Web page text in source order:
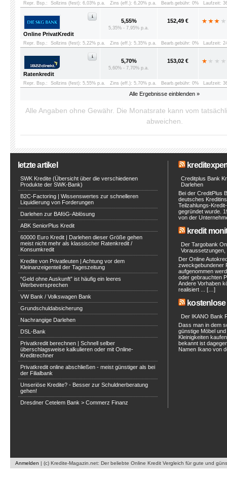
Alle Ergebnisse einblenden »
Repr. Bsp.: Sollzins (fest): 6,03% p.a. Zins (eff.): 6,20% p.a. Bearb.gebühr: 0% Laufzeit:
Online PrivatKredit
5,55%
5,35% - 7,95% p.a.
152,49 €
Repr. Bsp.: Sollzins (fest): 5,22% p.a. Zins (eff.): 5,35% p.a. Bearb.gebühr: 0% Laufzeit:
Ratenkredit
5,70%
5,60% - 7,70% p.a.
153,02 €
Repr. Bsp.: Sollzins (fest): 5,55% p.a. Zins (eff.): 5,70% p.a. Bearb.gebühr: 0% Laufzeit:
Alle Angaben ohne Gewähr. Die Monatsrate kann vom
abweichen.
letzte artikel
SWK Kredite (Übersicht über die verschiedenen
Produkte der SWK-Bank)
B2C-Factoring | Wissenswertes zur schnelleren
Liquidierung von Forderungen
Darlehen zur BAföG-Ablösung
ABK SeniorPlus Kredit
60000 Euro Kredit | Darlehen dieser Größe gehen
meist nicht mehr als klassischer Ratenkredit /
Konsumkredit
Kredite von Privatleuten | Achtung vor dem
Kleinanzeigenteil der Tageszeitung
“Geld ohne Auskunft” ist häufig ein leeres
Werbeversprechen
VW Bank / Volkswagen Bank
Grundschuldabsicherung
Nachrangige Darlehen
DSL-Bank
Privatkredit berechnen | Schnell selber
überschlagsweise kalkulieren oder mit Online-
Kreditrechner
Privatkredit online abschließen - meist günstiger als bei
der Filialbank
Unseriöse Kredite? - Besser zur Schuldnerberatung
gehen!
Dresdner Cetelem Bank > Commerz Finanz
Creditplus Bank
Darlehen
Bei der CreditPlus
deutsches
Teilzahlungs-
gegründet wurde.
von der
kredit
Der Targobank
Voraussetzungen,
Der Online
zweckgebundener
aufgenommen
oder gebrauchten
Andere Vorhaben
realisiert ... […]
Der IKANO Bank
Dass man in dem
günstige Möbel
Kleinigkeiten
bekannt ist
Namen Ikano von
Anmelden | (c) Kredite-Magazin.net: Der beliebte Online Kredit Vergleich für gute und